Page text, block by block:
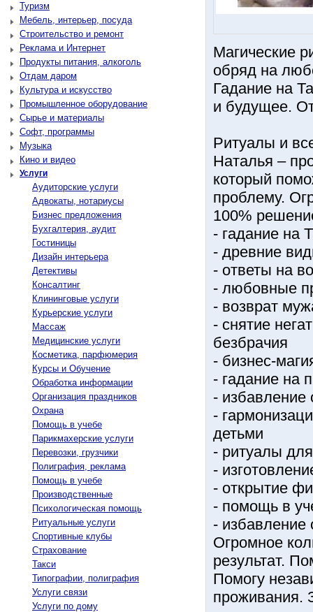
Туризм
Мебель, интерьер, посуда
Строительство и ремонт
Реклама и Интернет
Продукты питания, алкоголь
Отдам даром
Культура и искусство
Промышленное оборудование
Сырье и материалы
Софт, программы
Музыка
Кино и видео
Услуги
Аудиторские услуги
Адвокаты, нотариусы
Бизнес предложения
Бухгалтерия, аудит
Гостиницы
Дизайн интерьера
Детективы
Консалтинг
Клининговые услуги
Курьерские услуги
Массаж
Медицинские услуги
Косметика, парфюмерия
Курсы и Обучение
Обработка информации
Организация праздников
Охрана
Помощь в учебе
Парикмахерские услуги
Перевозки, грузчики
Полиграфия, реклама
Помощь в учебе
Производственные
Психологическая помощь
Ритуальные услуги
Спортивные клубы
Страхование
Такси
Типографии, полиграфия
Услуги связи
Услуги по дому
Магические
обряд на
Гадание на
и будущее.
Ритуалы и
Наталья –
который
проблему.
100%
- гадание на
- древние
- ответы на
- любовные
- возврат
- снятие
безбрачия
- бизнес-
- гадание на
- избавление
-
детьми
- ритуалы
-
- открытие
- помощь в
- избавление
Огромное
результат.
Помогу
проживания.